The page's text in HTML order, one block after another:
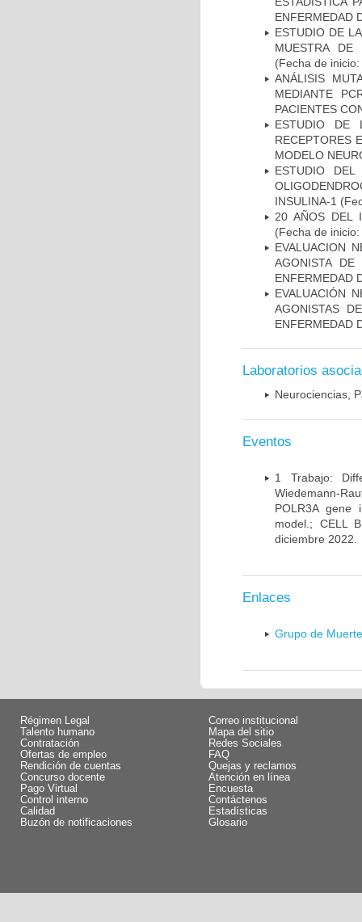
ENFERMEDAD
ESTUDIO DE
MUESTRA DE
(Fecha de
ANÁLISIS
MEDIANTE
PACIENTES
ESTUDIO DE
RECEPTORES
MODELO
ESTUDIO
INSULINA-1
20 AÑOS DEL
(Fecha de
EVALUACION
AGONISTA
ENFERMEDAD
EVALUACIÓN
AGONISTAS
ENFERMEDAD
Laboratorios
Neurociencias,
Eventos
1 Trabajo:
Wiedemann-
POLR3A gene
model.; CELL
diciembre 2022.
Enlaces
Grupo de
Régimen Legal
Talento humano
Contratación
Ofertas de empleo
Rendición de cuentas
Concurso docente
Pago Virtual
Control interno
Calidad
Buzón de notificaciones
Correo institucional
Mapa del sitio
Redes Sociales
FAQ
Quejas y reclamos
Atención en línea
Encuesta
Contáctenos
Estadísticas
Glosario